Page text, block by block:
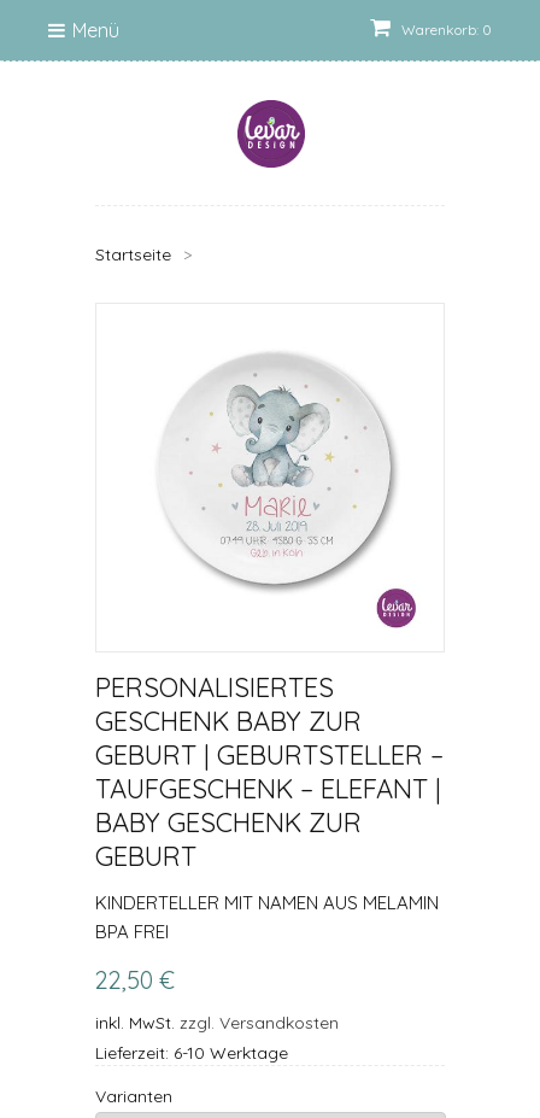
Warenkorb: 0
Menü
Startseite >
PERSONALISIERTES
GESCHENK BABY ZUR
GEBURT | GEBURTSTELLER –
TAUFGESCHENK – ELEFANT |
BABY GESCHENK ZUR
GEBURT
KINDERTELLER MIT NAMEN AUS MELAMIN
BPA FREI
22,50 €
inkl. MwSt. zzgl. Versandkosten
Lieferzeit: 6-10 Werktage
Varianten